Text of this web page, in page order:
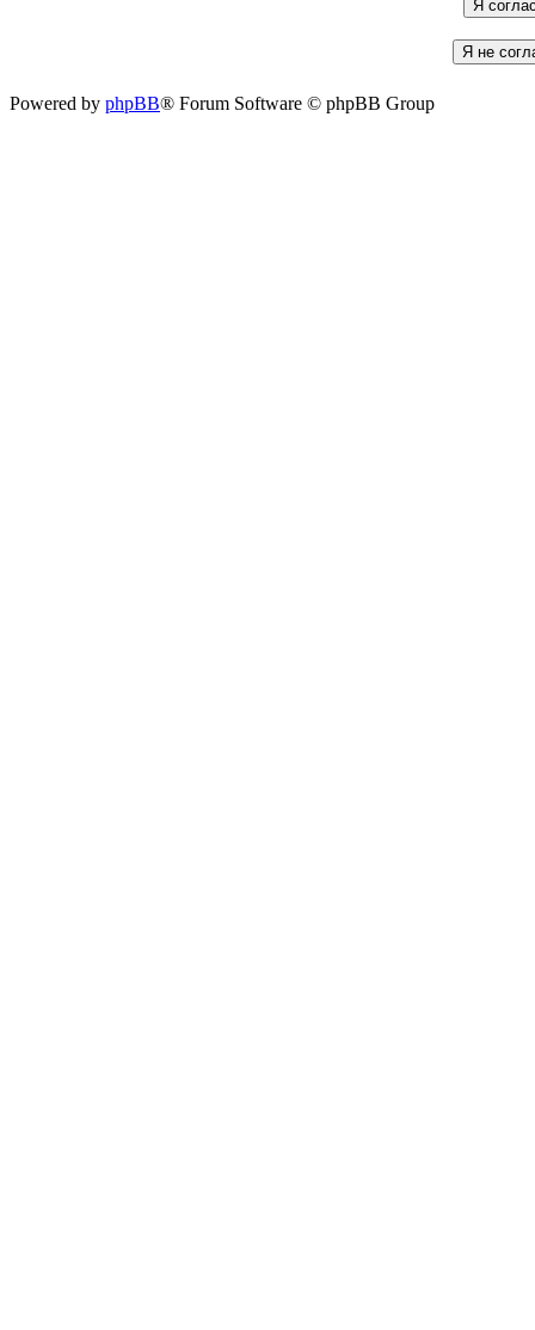
Powered by phpBB® Forum Software © phpBB Group